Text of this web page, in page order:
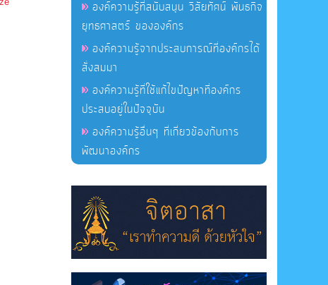
องค์ความรู้ที่สนับสนุน วิสัยทัศน์ พันธกิจ
ยุทธศาสตร์ ขององค์กร
องค์ความรู้จากประสบการณ์ที่องค์กรได้
สั่งสมมา
องค์ความรู้ที่ใช้แก้ไขปัญหาที่องค์กร
ประสบอยู่ในปัจจุบัน
องค์ความรู้อื่นๆ ที่เกี่ยวข้องกับการ
พัฒนาองค์กร